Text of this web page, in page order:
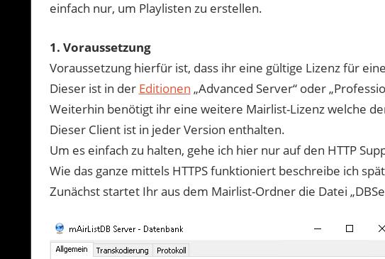
einfach nur, um Playlisten zu erstellen.
1. Voraussetzung
Voraussetzung hierfür ist, dass ihr eine gültige Lizenz für
Dieser ist in der Editionen „Advanced Server“ oder
Weiterhin benötigt ihr eine weitere Mairlist-Lizenz welche
Dieser Client ist in jeder Version enthalten.
Um es einfach zu halten, gehe ich hier nur auf den HTTP
Wie das ganze mittels HTTPS funktioniert beschreibe ich
Zunächst startet Ihr aus dem Mairlist-Ordner die Datei